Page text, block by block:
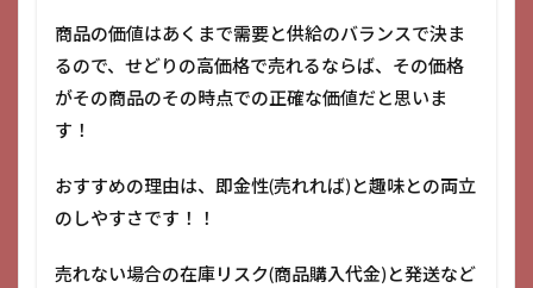
商品の価値はあくまで需要と供給のバランスで決ま
るので、せどりの高価格で売れるならば、その価格
がその商品のその時点での正確な価値だと思いま
す！
おすすめの理由は、即金性(売れれば)と趣味との両立
のしやすさです！！
売れない場合の在庫リスク(商品購入代金)と発送など